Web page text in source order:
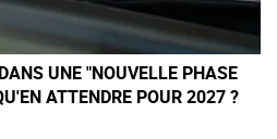
UNE "NOUVELLE PHASE
ATTENDRE POUR 2027 ?